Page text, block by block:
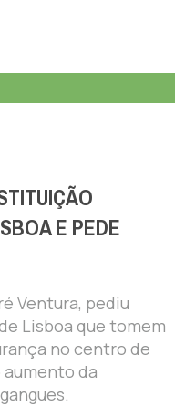
E PEDE
Ventura, pediu
Lisboa que tomem
no centro de
da